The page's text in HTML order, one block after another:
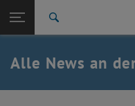
TU Login
Quicklinks
Quicklinks-Menü umschalten
Studium
Karriere
Alle News an